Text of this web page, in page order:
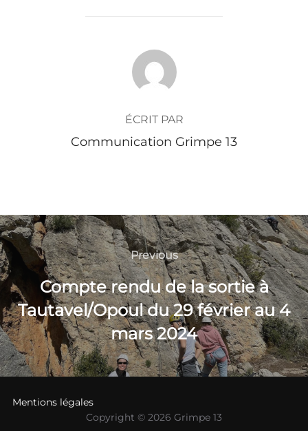
AUTEUR DE LA PUBLICATION
ÉCRIT PAR
Communication Grimpe 13
Navigation
de
l’article
Previous
Previous
Compte rendu de la sortie à
Tautavel/Opoul du 29 février au 4
mars 2024
Mentions légales
Copyright © 2026 Grimpe 13